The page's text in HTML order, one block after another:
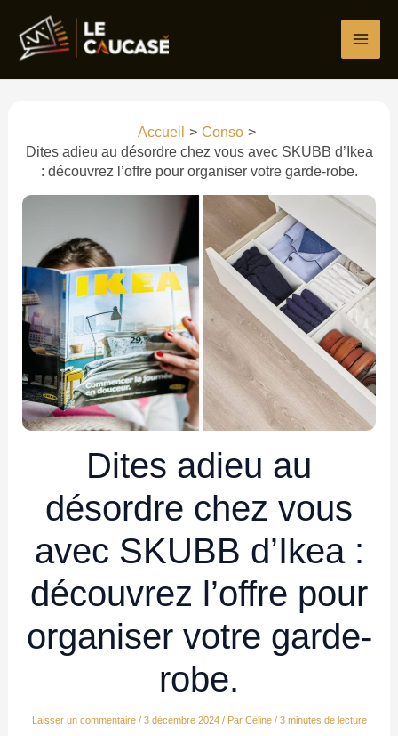
contenu
Accueil
Conso
Dites adieu au désordre chez vous avec SKUBB d’Ikea
: découvrez l’offre pour organiser votre garde-robe.
Dites adieu au
désordre chez vous
avec SKUBB d’Ikea :
découvrez l’offre pour
organiser votre garde-
robe.
Laisser un commentaire / 3 décembre 2024 / Par Céline / 3 minutes de lecture
ici…
mail*